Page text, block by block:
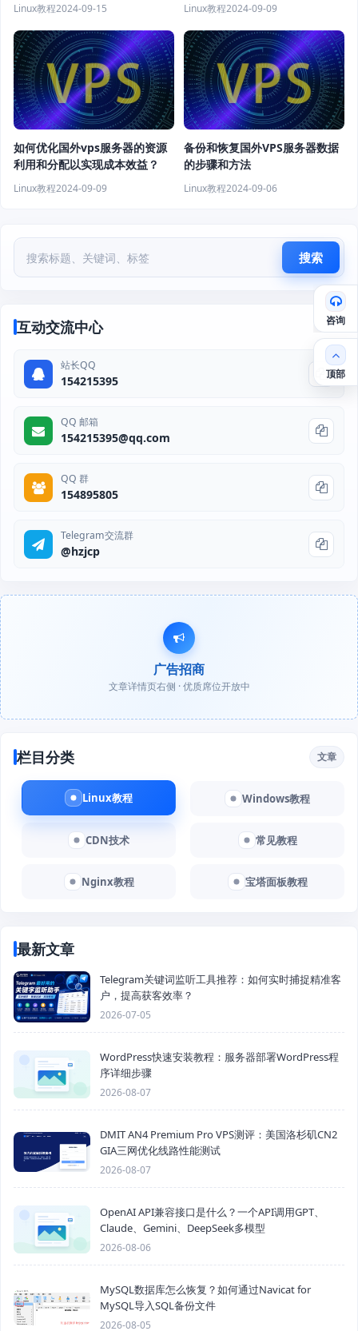
Linux教程2024-09-15 Linux教程2024-09-09
如何优化国外vps服务器的资源
利用和分配以实现成本效益？
Linux教程2024-09-09
备份和恢复国外VPS服务器数据
的步骤和方法
Linux教程2024-09-06
搜索
互动交流中心
站长QQ
154215395
QQ 邮箱
154215395@qq.com
QQ 群
154895805
Telegram交流群
@hzjcp
广告招商
文章详情页右侧 · 优质席位开放中
栏目分类 文章
Linux教程 Windows教程
CDN技术 常见教程
Nginx教程 宝塔面板教程
最新文章
Telegram关键词监听工具推荐：如何实时捕捉精准客
户，提高获客效率？
2026-07-05
WordPress快速安装教程：服务器部署WordPress程
序详细步骤
2026-08-07
DMIT AN4 Premium Pro VPS测评：美国洛杉矶CN2
GIA三网优化线路性能测试
2026-08-07
OpenAI API兼容接口是什么？一个API调用GPT、
Claude、Gemini、DeepSeek多模型
2026-08-06
MySQL数据库怎么恢复？如何通过Navicat for
MySQL导入SQL备份文件
2026-08-05
咨询
顶部